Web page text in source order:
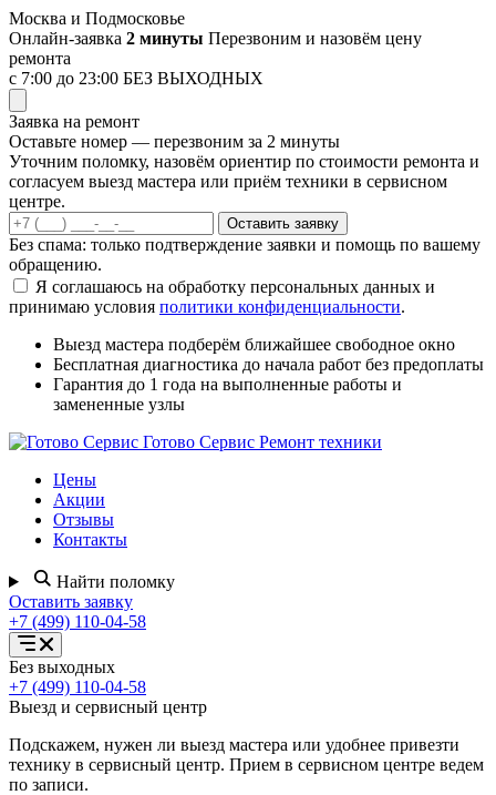
Перейти
к
содержимому
Москва и Подмосковье
Онлайн-заявка 2 минуты Перезвоним и назовём цену
ремонта
с 7:00 до 23:00 БЕЗ ВЫХОДНЫХ
Заявка на ремонт
Оставьте номер — перезвоним за 2 минуты
Уточним поломку, назовём ориентир по стоимости ремонта и
согласуем выезд мастера или приём техники в сервисном
центре.
Оставить заявку
Без спама: только подтверждение заявки и помощь по вашему
обращению.
Я соглашаюсь на обработку персональных данных и
принимаю условия политики конфиденциальности.
Выезд мастера подберём ближайшее свободное окно
Бесплатная диагностика до начала работ без предоплаты
Гарантия до 1 года на выполненные работы и
замененные узлы
Готово Сервис Ремонт техники
Цены
Акции
Отзывы
Контакты
Найти поломку
Оставить заявку
+7 (499) 110-04-58
Открыть
меню
услуг
Без выходных
+7 (499) 110-04-58
Выезд и сервисный центр
Подскажем, нужен ли выезд мастера или удобнее привезти
технику в сервисный центр. Прием в сервисном центре ведем
по записи.